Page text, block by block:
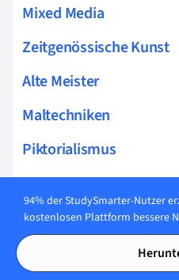
Mixed Media
Zeitgenössische Kunst
Alte Meister
Maltechniken
Piktorialismus
Monotypie
Story Arc
94% der StudySmarter-Nutzer
kostenlosen Plattform bessere